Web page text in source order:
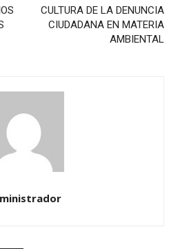
CULTURA DE LA DENUNCIA
CIUDADANA EN MATERIA
AMBIENTAL